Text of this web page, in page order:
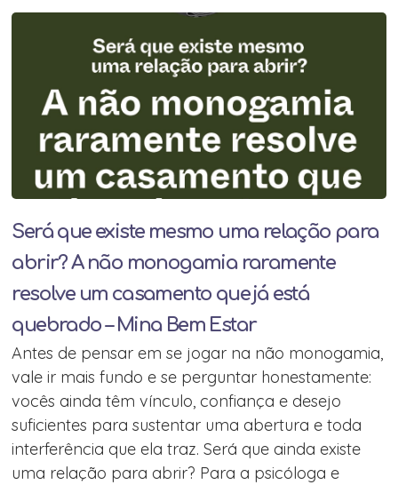
Será que existe mesmo uma relação para
abrir? A não monogamia raramente
resolve um casamento que já está
quebrado – Mina Bem Estar
Antes de pensar em se jogar na não monogamia,
vale ir mais fundo e se perguntar honestamente:
vocês ainda têm vínculo, confiança e desejo
suficientes para sustentar uma abertura e toda
interferência que ela traz. Será que ainda existe
uma relação para abrir? Para a psicóloga e